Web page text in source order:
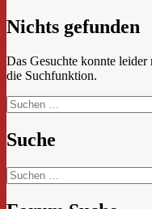
Nichts gefunden
Das Gesuchte konnte
die Suchfunktion.
Suchen
nach:
Suche
Suchen
nach: